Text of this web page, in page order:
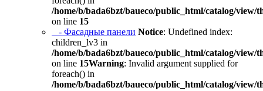
/home/b/bada6bzt/baueco/public_html/catalog/view/
on line 15
- Фасадные панели Notice: Undefined index:
children_lv3 in
/home/b/bada6bzt/baueco/public_html/catalog/view/
on line 15Warning: Invalid argument supplied for
foreach() in
/home/b/bada6bzt/baueco/public_html/catalog/view/